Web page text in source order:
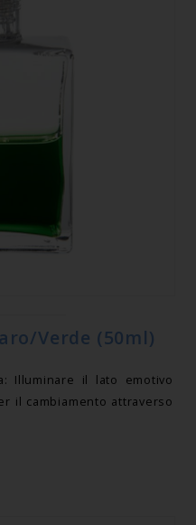
Verde (50ml)
Illuminare il lato emotivo
il cambiamento attraverso